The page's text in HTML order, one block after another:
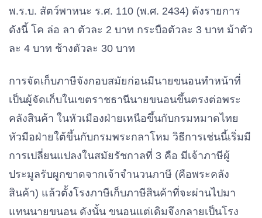
พ.ร.บ. สัตว์พาหนะ ร.ศ. 110 (พ.ศ. 2434) ดังรายการ
ดังนี้ โค ล่อ ลา ตัวละ 2 บาท กระบือตัวละ 3 บาท ม้าตัว
ละ 4 บาท ช้างตัวละ 30 บาท
การจัดเก็บภาษีจังกอบสมัยก่อนมีนายขนอนทำหน้าที่
เป็นผู้จัดเก็บในเขตราชธานีนายขนอนขึ้นตรงต่อพระ
คลังสินค้า ในหัวเมืองฝ่ายเหนือขึ้นกับกรมหมาดไทย
หัวมือฝ่ายใต้ขึ้นกับกรมพระกลาโหม วิธีการเช่นนี้เริ่มมี
การเปลี่ยนแปลงในสมัยรัชกาลที่ 3 คือ มีเจ้าภาษีผู้
ประมูลรับผูกขาดจากเจ้าจำนวนภาษี (คือพระคลัง
สินค้า) แล้วตั้งโรงภาษีเก็บภาษีสินค้าที่จะผ่านไปมา
แทนนายขนอน ดังนั้น ขนอนแต่เดิมจึงกลายเป็นโรง